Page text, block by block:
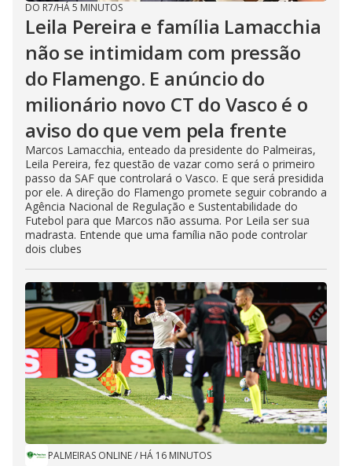
DO R7/HÁ 5 MINUTOS
Leila Pereira e família Lamacchia
não se intimidam com pressão
do Flamengo. E anúncio do
milionário novo CT do Vasco é o
aviso do que vem pela frente
Marcos Lamacchia, enteado da presidente do Palmeiras,
Leila Pereira, fez questão de vazar como será o primeiro
passo da SAF que controlará o Vasco. E que será presidida
por ele. A direção do Flamengo promete seguir cobrando a
Agência Nacional de Regulação e Sustentabilidade do
Futebol para que Marcos não assuma. Por Leila ser sua
madrasta. Entende que uma família não pode controlar
dois clubes
PALMEIRAS ONLINE/ HÁ 16 MINUTOS